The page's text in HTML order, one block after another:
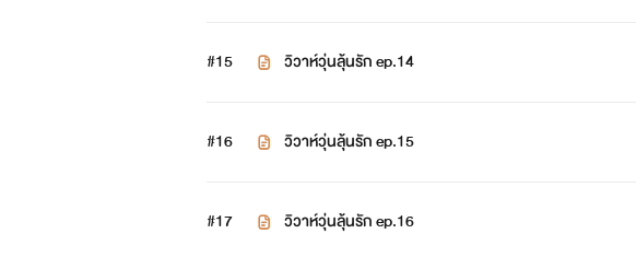
ฟิวส์ ผู้ชายที่ช่วยเหลือไอรีนจากการที่เธอถูกทำร้าย เ
#15 วิวาห์วุ่นลุ้นรัก ep.14
#16 วิวาห์วุ่นลุ้นรัก ep.15
#17 วิวาห์วุ่นลุ้นรัก ep.16